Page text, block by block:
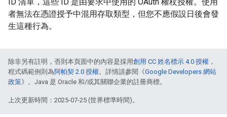
者無法在憑證授予中混用存取類型，但您不應假設日後會發
生這種行為。
除非另有註明，否則本頁面中的內容是採用創用 CC 姓名標示 4.0 授權 ，
程式碼範例則為阿帕契 2.0 授權。詳情請參閱《Google Developers 網站
政策》。Java 是 Oracle 和/或其關聯企業的註冊商標。
上次更新時間：2025-07-25 (世界標準時間)。